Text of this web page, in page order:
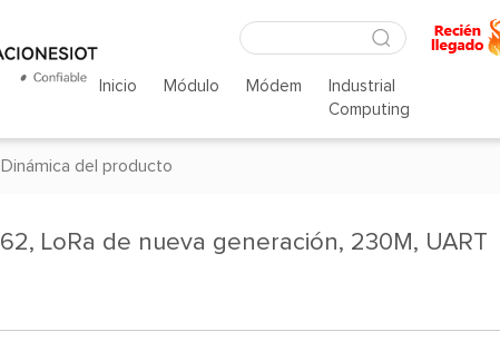
Inicio Módulo Módem
Industrial
Computing
Dinámica del producto
LoRa de nueva generación, 230M, UART